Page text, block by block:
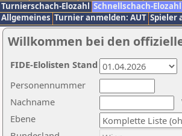
Turnierschach-Elozahl Schnellschach-Elozahl
Allgemeines Turnier anmelden: AUT Spieler
Willkommen bei den
Nachname
Ebene
Personennummer
FIDE-Elolisten Stand